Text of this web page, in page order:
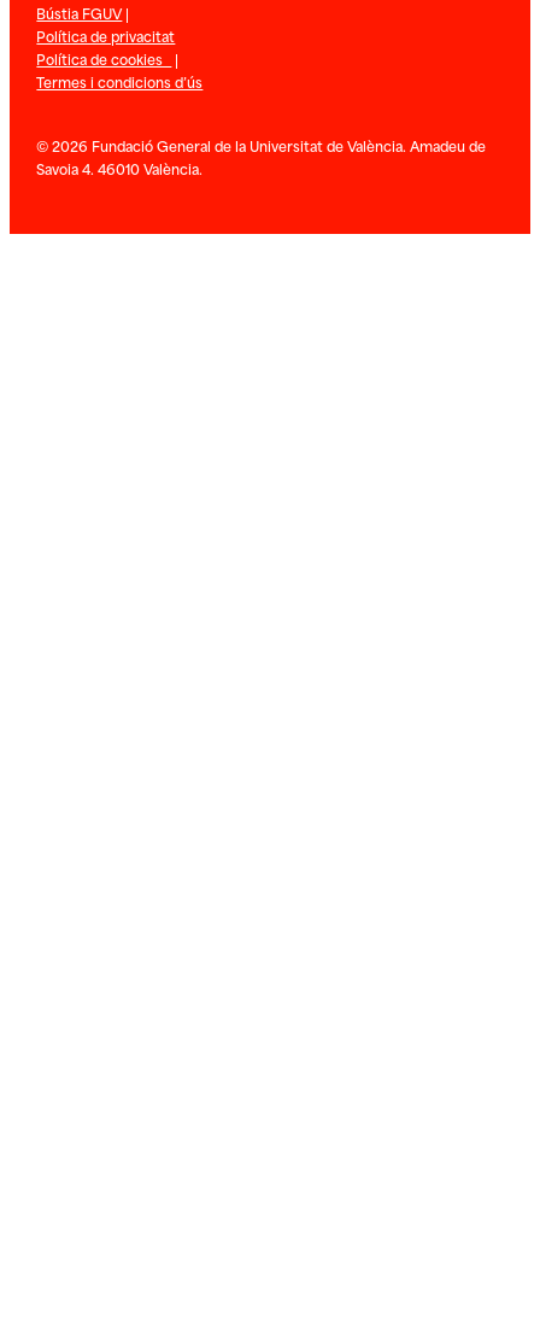
Bústia FGUV|
Política de privacitat
Política de cookies |
Termes i condicions d’ús
© 2026 Fundació General de la Universitat de València. Amadeu de
Savoia 4. 46010 València.